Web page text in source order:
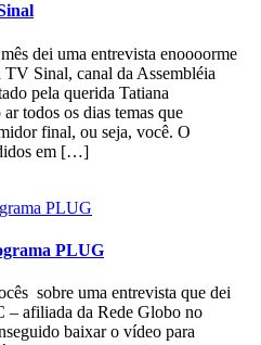
dei uma entrevista enoooorme
Sinal, canal da Assembléia
pela querida Tatiana
todos os dias temas que
final, ou seja, você. O
em […]
PLUG
sobre uma entrevista que dei
– afiliada da Rede Globo no
baixar o vídeo para